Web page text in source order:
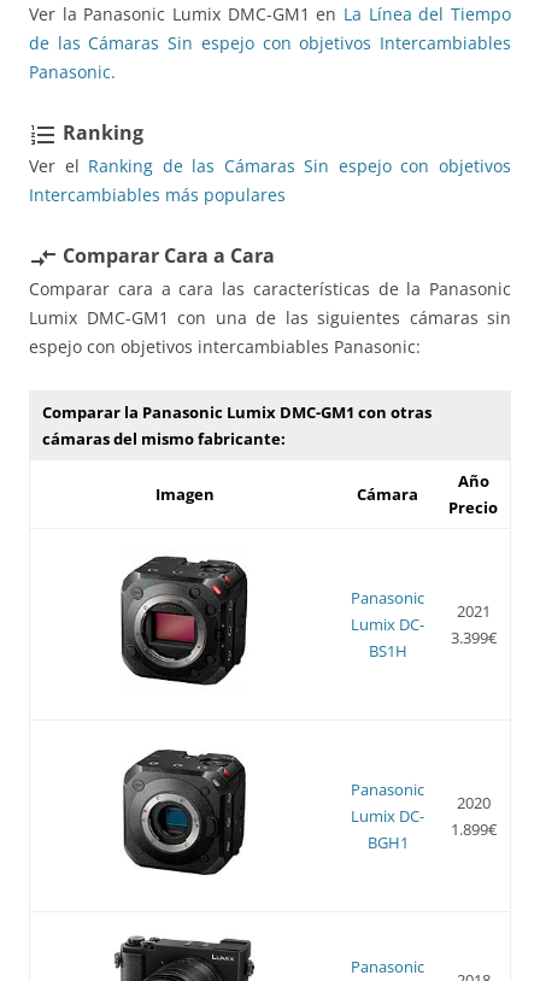
Ver la Panasonic Lumix DMC-GM1 en La Línea del Tiempo
de las Cámaras Sin espejo con objetivos Intercambiables
Panasonic.
format_list_numbered Ranking
Ver el Ranking de las Cámaras Sin espejo con objetivos
Intercambiables más populares
compare_arrows Comparar Cara a Cara
Comparar cara a cara las características de la Panasonic
Lumix DMC-GM1 con una de las siguientes cámaras sin
espejo con objetivos intercambiables Panasonic:
Comparar la Panasonic Lumix DMC-GM1 con otras
cámaras del mismo fabricante:
Imagen Cámara
Año
Precio
Panasonic
Lumix DC-
BS1H
2021
3.399€
Panasonic
Lumix DC-
BGH1
2020
1.899€
Panasonic